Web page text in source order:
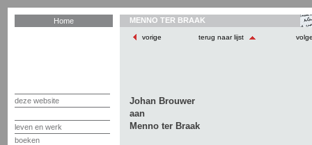
Home
deze website
leven en werk
boeken
MENNO TER BRAAK
vorige terug naar lijst
Johan Brouwer
aan
Menno ter Braak